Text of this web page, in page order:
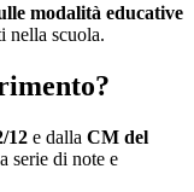
modalità educative
nella scuola.
12 e dalla CM del
serie di note e